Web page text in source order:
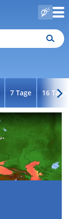
7 Tage 16 Tage